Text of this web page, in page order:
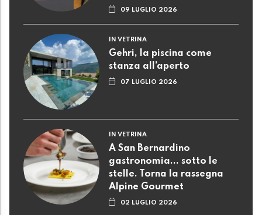
09 LUGLIO 2026
IN VETRINA
Gehri, la piscina come
stanza all’aperto
07 LUGLIO 2026
IN VETRINA
A San Bernardino
gastronomia... sotto le
stelle. Torna la rassegna
Alpine Gourmet
02 LUGLIO 2026